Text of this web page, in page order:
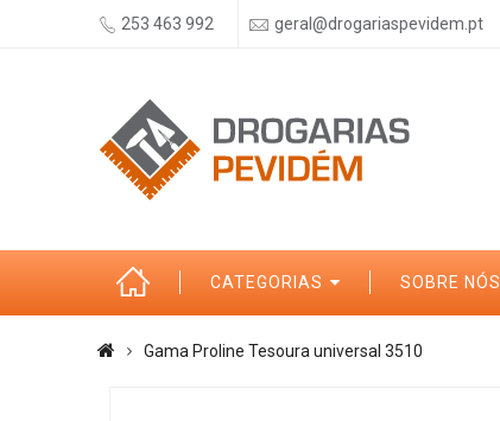
253 463 992 geral@drogariaspevidem.pt
CATEGORIAS SOBRE NÓS
Gama Proline Tesoura universal 3510